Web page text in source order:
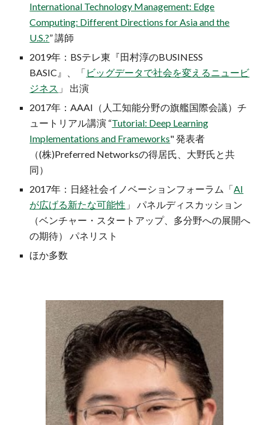
International Technology Management: Edge
Computing: Different Directions for Asia and the
U.S.?” 講師
2019年：BSテレ東『田村淳のBUSINESS
BASIC』、「 ビッグデータで社会を変えるニュービ
ジネス 」 出演
2017年：AAAI（人工知能分野の旗艦国際会議）チ
ュートリアル講演 “Tutorial: Deep Learning
Implementations and Frameworks" 発表者
（(株)Preferred Networksの得居氏、大野氏と共
同）
2017年：日経社会イノベーションフォーラム「AI
が広げる新たな可能性 」 パネルディスカッション
（ベンチャー・スタートアップ、多分野への展開へ
の期待） パネリスト
ほか多数